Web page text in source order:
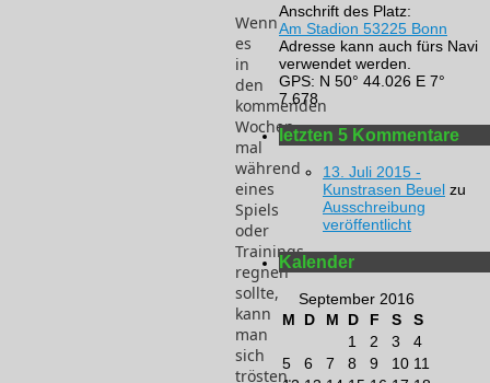
Aschenplatz
nach
Regen
(2014
und
2015)
Wenn
es
in
den
kommenden
Wochen
mal
während
eines
Spiels
oder
Trainings
regnen
sollte,
kann
man
sich
trösten.
Anschrift des Platz:
Am Stadion 53225 Bonn
Adresse kann auch fürs Navi
verwendet werden.
GPS: N 50° 44.026 E 7°
7.678
letzten 5 Kommentare
13. Juli 2015 -
Kunstrasen Beuel zu
Ausschreibung
veröffentlicht
Kalender
September 2016
M
D M D F S
S
1
2 3
4
5
6 7 8 9 10 11